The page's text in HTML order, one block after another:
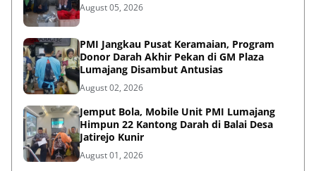
August 05, 2026
PMI Jangkau Pusat Keramaian, Program
Donor Darah Akhir Pekan di GM Plaza
Lumajang Disambut Antusias
August 02, 2026
Jemput Bola, Mobile Unit PMI Lumajang
Himpun 22 Kantong Darah di Balai Desa
Jatirejo Kunir
August 01, 2026